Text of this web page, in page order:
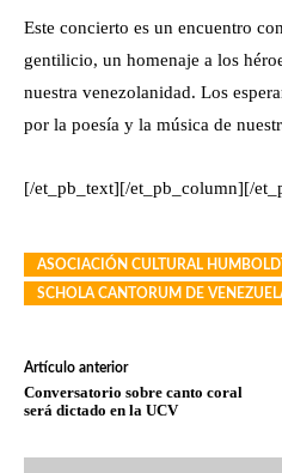
Este concierto es un encuentro
gentilicio, un homenaje a los
nuestra venezolanidad. Los
por la poesía y la música de
[/et_pb_text][/et_pb_column][/
ASOCIACIÓN CULTURAL
SCHOLA CANTORUM DE
Artículo anterior
Conversatorio sobre canto coral
será dictado en la UCV